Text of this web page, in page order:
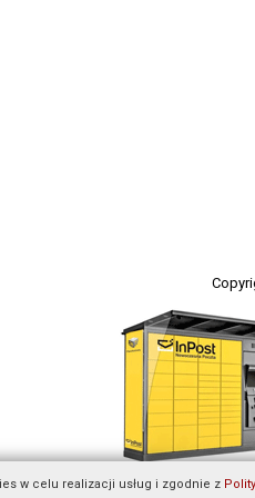
w celu realizacji usług i zgodnie z